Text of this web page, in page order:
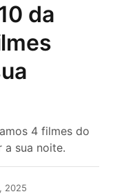
da
4 filmes do
a sua noite.
2025